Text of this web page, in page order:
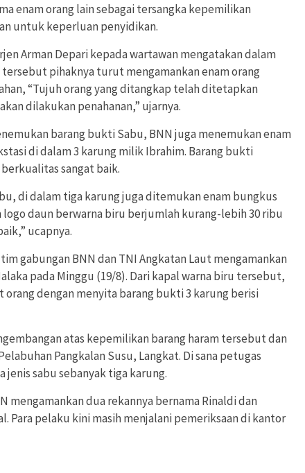
enam orang lain sebagai tersangka kepemilikan
untuk keperluan penyidikan.
Arman Depari kepada wartawan mengatakan dalam
pihaknya turut mengamankan enam orang
“Tujuh orang yang ditangkap telah ditetapkan
dilakukan penahanan,” ujarnya.
barang bukti Sabu, BNN juga menemukan enam
di dalam 3 karung milik Ibrahim. Barang bukti
sangat baik.
di dalam tiga karung juga ditemukan enam bungkus
daun berwarna biru berjumlah kurang-lebih 30 ribu
ucapnya.
gabungan BNN dan TNI Angkatan Laut mengamankan
pada Minggu (19/8). Dari kapal warna biru tersebut,
orang dengan menyita barang bukti 3 karung berisi
atas kepemilikan barang haram tersebut dan
Pangkalan Susu, Langkat. Di sana petugas
jenis sabu sebanyak tiga karung.
mengamankan dua rekannya bernama Rinaldi dan
Para pelaku kini masih menjalani pemeriksaan di kantor